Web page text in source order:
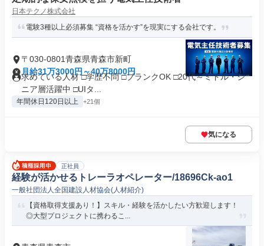
日本テクノ株式会社
電験3種以上必須募集 “資格を活かす”を現実にする会社です。
〒030-0801青森県青森市新町
月給31万3000円～40万8000円
求めている人材 □学歴不問 □ブランクOK □20代～ミドル・シ
ニア層活躍中 □UIタ...
年間休日120日以上 +21個
気になる
正社員
経験が活かせるトレーラオペレーター/18696Ck-ao1
一般社団法人全国建設人材協会(人材紹介)
【資格取得支援あり！】スキル・経験を活かしたい方歓迎します！
◎大型プロジェクトに携わるこ...